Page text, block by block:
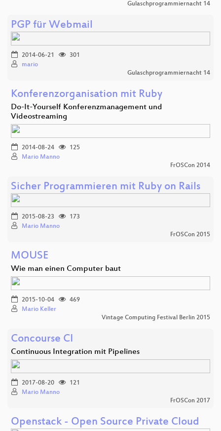
Gulaschprogrammiernacht 14
PGP für Webmail
2014-06-21
301
mario
Gulaschprogrammiernacht 14
Konferenzorganisation mit Ruby
Do-It-Yourself Konferenzmanagement und
Videostreaming
2014-08-24
125
Mario Manno
FrOSCon 2014
Sicher Programmieren mit Ruby on Rails
2015-08-23
173
Mario Manno
FrOSCon 2015
MOUSE
Wie man einen Computer baut
2015-10-04
469
Mario Keller
Vintage Computing Festival Berlin 2015
Concourse CI
Continuous Integration mit Pipelines
2017-08-20
121
Mario Manno
FrOSCon 2017
Openstack - Open Source Private Cloud